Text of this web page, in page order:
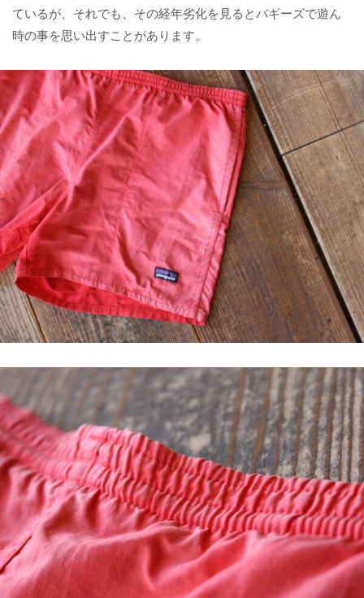
ているが、それでも、その経年劣化を見るとバギーズで遊ん
時の事を思い出すことがあります。